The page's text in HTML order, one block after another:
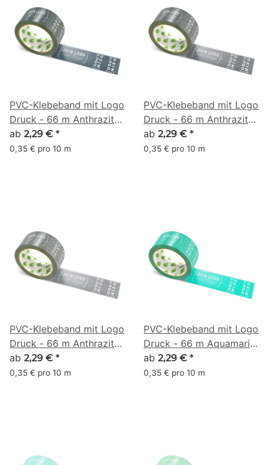
PVC-Klebeband mit Logo
Druck - 66 m Anthrazit
#333F48
ab 2,29 € *
0,35 € pro 10 m
PVC-Klebeband mit Logo
Druck - 66 m Anthrazit
#4B4F54
ab 2,29 € *
0,35 € pro 10 m
PVC-Klebeband mit Logo
Druck - 66 m Anthrazit
#63666A
ab 2,29 € *
0,35 € pro 10 m
PVC-Klebeband mit Logo
Druck - 66 m Aquamarin
#00B398
ab 2,29 € *
0,35 € pro 10 m